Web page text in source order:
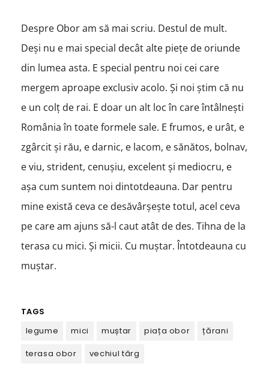
Despre Obor am să mai scriu. Destul de mult.
Deși nu e mai special decât alte piețe de oriunde
din lumea asta. E special pentru noi cei care
mergem aproape exclusiv acolo. Și noi știm că nu
e un colț de rai. E doar un alt loc în care întâlnești
România în toate formele sale. E frumos, e urât, e
zgârcit și rău, e darnic, e lacom, e sănătos, bolnav,
e viu, strident, cenușiu, excelent și mediocru, e
așa cum suntem noi dintotdeauna. Dar pentru
mine există ceva ce desăvârșește totul, acel ceva
pe care am ajuns să-l caut atât de des. Tihna de la
terasa cu mici. Și micii. Cu muștar. Întotdeauna cu
muștar.
TAGS
legume
mici muștar piața obor
țărani
terasa obor
vechiul târg